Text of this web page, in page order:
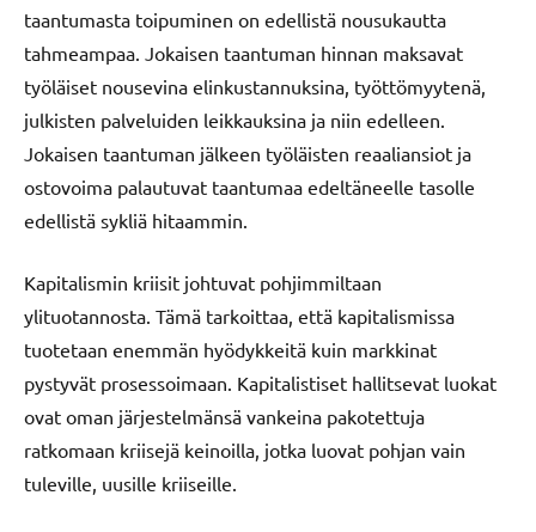
taantumasta toipuminen on edellistä nousukautta
tahmeampaa. Jokaisen taantuman hinnan maksavat
työläiset nousevina elinkustannuksina, työttömyytenä,
julkisten palveluiden leikkauksina ja niin edelleen.
Jokaisen taantuman jälkeen työläisten reaaliansiot ja
ostovoima palautuvat taantumaa edeltäneelle tasolle
edellistä sykliä hitaammin.
Kapitalismin kriisit johtuvat pohjimmiltaan
ylituotannosta. Tämä tarkoittaa, että kapitalismissa
tuotetaan enemmän hyödykkeitä kuin markkinat
pystyvät prosessoimaan. Kapitalistiset hallitsevat luokat
ovat oman järjestelmänsä vankeina pakotettuja
ratkomaan kriisejä keinoilla, jotka luovat pohjan vain
tuleville, uusille kriiseille.